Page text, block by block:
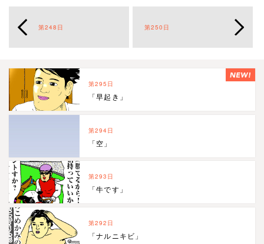
第248日 第250日
第295日
「早起き」
第294日
「空」
第293日
「牛です」
第292日
「ナルニキビ」